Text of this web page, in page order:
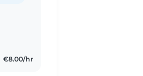
€8.00/hr